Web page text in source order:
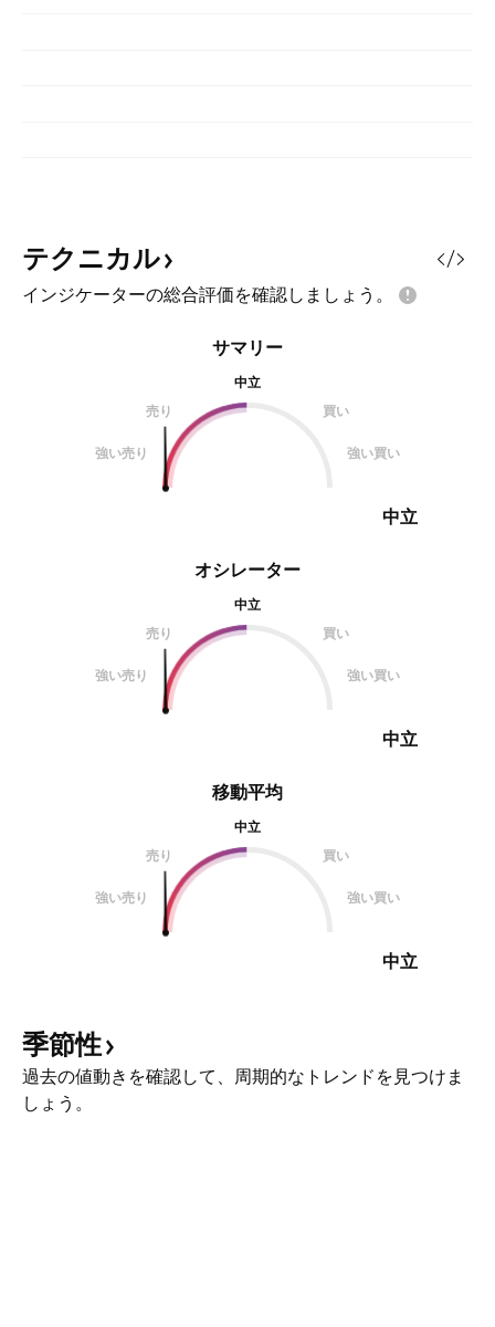
テクニカル
インジケーターの総合評価を確認しましょう。
オシレーター
中立
売り
買い
強い売り 強い買い
中立
サマリー
中立
売り
買い
強い売り 強い買い
中立
移動平均
中立
売り
買い
強い売り 強い買い
中立
季節性
過去の値動きを確認して、周期的なトレンドを見つけま
しょう。